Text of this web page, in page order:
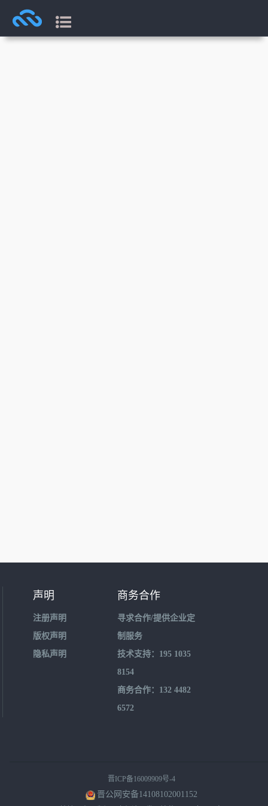
声明
注册声明
版权声明
隐私声明
商务合作
寻求合作/提供企业定
制服务
技术支持：195 1035
8154
商务合作：132 4482
6572
晋ICP备16009909号-4
晋公网安备14108102001152